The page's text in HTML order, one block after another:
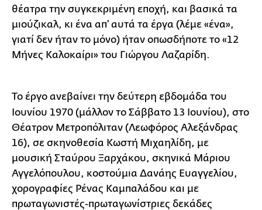
θέατρα την συγκεκριμένη εποχή, και βασικά τα
μιούζικαλ, κι ένα απ’ αυτά τα έργα (λέμε «ένα»,
γιατί δεν ήταν το μόνο) ήταν οπωσδήποτε το «12
Μήνες Καλοκαίρι» του Γιώργου Λαζαρίδη.
Το έργο ανεβαίνει την δεύτερη εβδομάδα του
Ιουνίου 1970 (μάλλον το Σάββατο 13 Ιουνίου), στο
Θέατρον Μετροπόλιταν (Λεωφόρος Αλεξάνδρας
16), σε σκηνοθεσία Κωστή Μιχαηλίδη, με
μουσική Σταύρου Ξαρχάκου, σκηνικά Μάριου
Αγγελόπουλου, κοστούμια Δανάης Ευαγγελίου,
χορογραφίες Ρένας Καμπαλάδου και με
πρωταγωνιστές-πρωταγωνίστριες δεκάδες